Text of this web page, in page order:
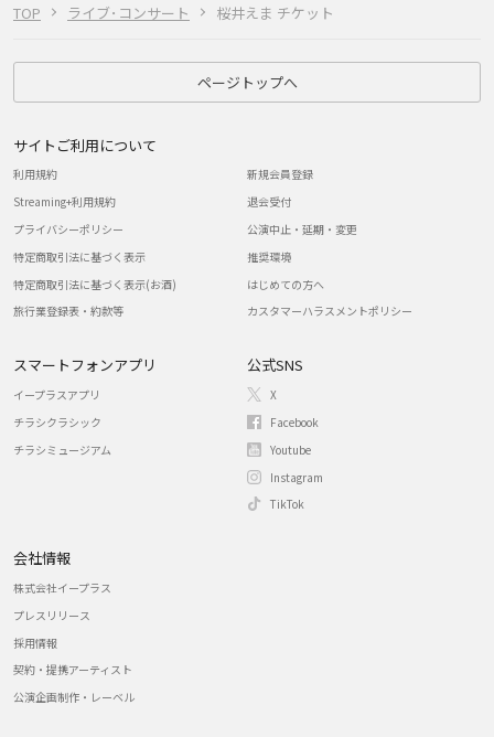
TOP ライブ･コンサート 桜井えま チケット
ページトップへ
サイトご利用について
利用規約
Streaming+利用規約
プライバシーポリシー
特定商取引法に基づく表示
特定商取引法に基づく表示(お酒)
旅行業登録表・約款等
新規会員登録
退会受付
公演中止・延期・変更
推奨環境
はじめての方へ
カスタマーハラスメントポリシー
スマートフォンアプリ
イープラスアプリ
チラシクラシック
チラシミュージアム
公式SNS
X
Facebook
Youtube
Instagram
TikTok
会社情報
株式会社イープラス
プレスリリース
採用情報
契約・提携アーティスト
公演企画制作・レーベル